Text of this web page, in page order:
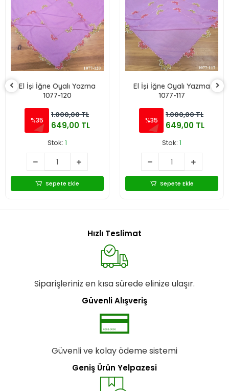
El İşi İğne Oyalı Yazma
1077-120
%35
1.000,00 TL
649,00 TL
Stok: 1
Sepete Ekle
El İşi İğne Oyalı Yazma
1077-117
%35
1.000,00 TL
649,00 TL
Stok: 1
Sepete Ekle
Hızlı Teslimat
Siparişleriniz en kısa sürede elinize ulaşır.
Güvenli Alışveriş
Güvenli ve kolay ödeme sistemi
Geniş Ürün Yelpazesi